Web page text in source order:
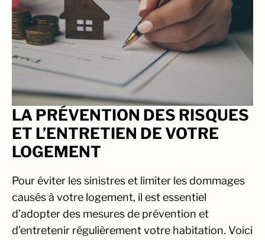
LA PRÉVENTION DES RISQUES
ET L’ENTRETIEN DE VOTRE
LOGEMENT
Pour éviter les sinistres et limiter les dommages
causés à votre logement, il est essentiel
d’adopter des mesures de prévention et
d’entretenir régulièrement votre habitation. Voici